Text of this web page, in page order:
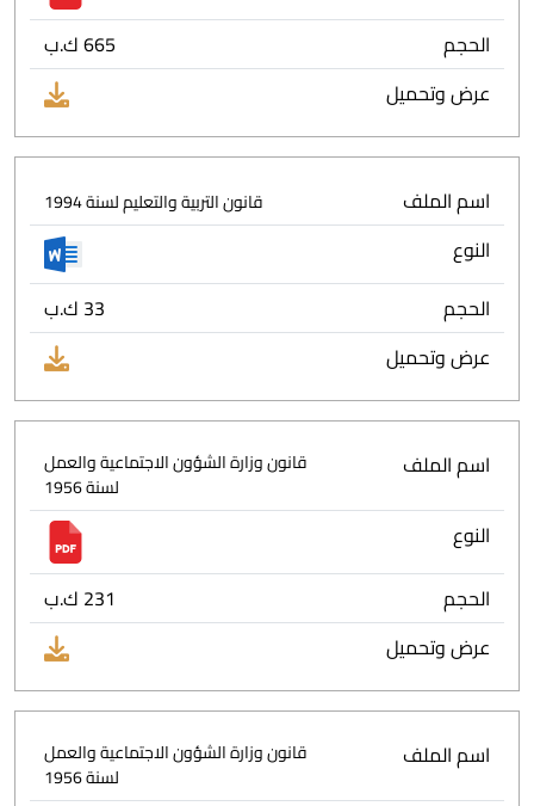
الحجم
665 ك.ب
عرض وتحميل
اسم الملف قانون التربية والتعليم لسنة 1994
النوع
الحجم
33 ك.ب
عرض وتحميل
اسم الملف
قانون وزارة الشؤون الاجتماعية والعمل
لسنة 1956
النوع
الحجم
231 ك.ب
عرض وتحميل
اسم الملف
قانون وزارة الشؤون الاجتماعية والعمل
لسنة 1956